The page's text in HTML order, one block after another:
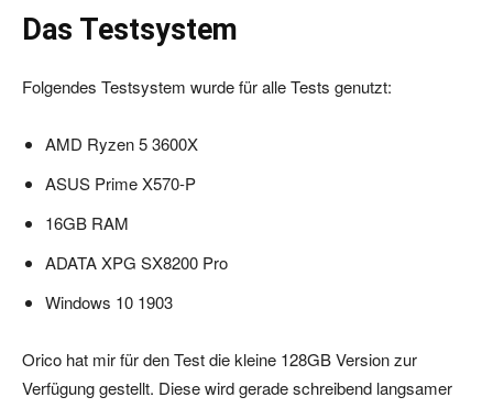
Das Testsystem
Folgendes Testsystem wurde für alle Tests genutzt:
AMD Ryzen 5 3600X
ASUS Prime X570-P
16GB RAM
ADATA XPG SX8200 Pro
Windows 10 1903
Orico hat mir für den Test die kleine 128GB Version zur
Verfügung gestellt. Diese wird gerade schreibend langsamer